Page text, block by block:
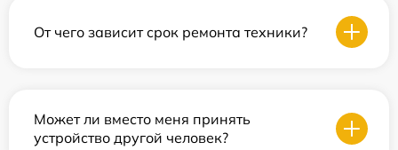
От чего зависит срок ремонта техники?
Может ли вместо меня принять
устройство другой человек?